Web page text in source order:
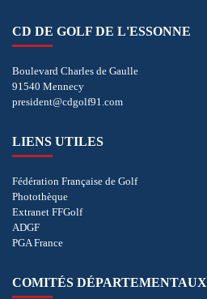
CD DE GOLF DE L'ESSONNE
Boulevard Charles de Gaulle
91540 Mennecy
president@cdgolf91.com
LIENS UTILES
Fédération Française de Golf
Photothèque
Extranet FFGolf
ADGF
PGA France
COMITÉS DÉPARTEMENTAUX